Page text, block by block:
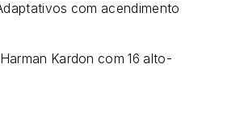
com acendimento
Kardon com 16 alto-